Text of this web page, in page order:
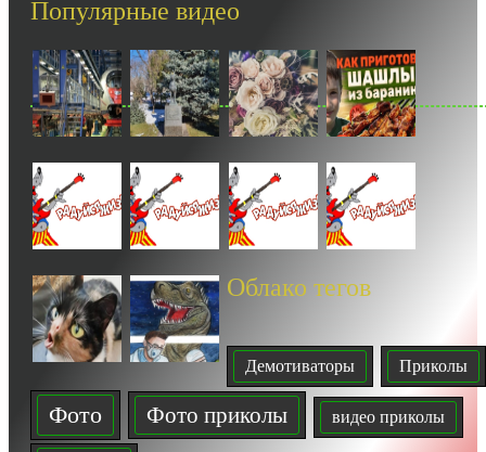
-- Лучшее, что можно сделать с хорошим советом, это пропустить его мимо
-- Люблю давать советы и очень не люблю, когда их дают мне.
Популярные видео
Облако тегов
Демотиваторы Приколы
Фото Фото приколы видео приколы